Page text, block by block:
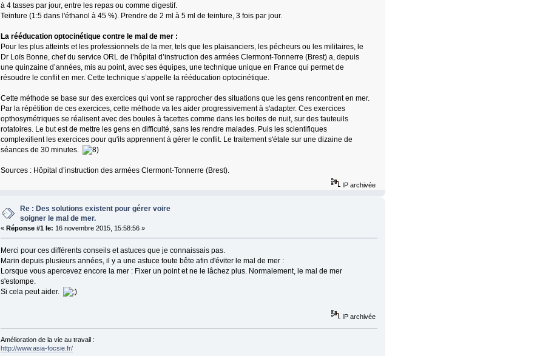
à 4 tasses par jour, entre les repas ou comme digestif.
Teinture (1:5 dans l'éthanol à 45 %). Prendre de 2 ml à 5 ml de teinture, 3 fois par jour.
La rééducation optocinétique contre le mal de mer :
Pour les plus atteints et les professionnels de la mer, tels que les plaisanciers, les pécheurs ou les militaires, le
Dr Loïs Bonne, chef du service ORL de l’hôpital d’instruction des armées Clermont-Tonnerre (Brest) a, depuis
une quinzaine d’années, mis au point, avec ses équipes, une technique unique en France qui permet de
résoudre le conflit en mer. Cette technique s’appelle la rééducation optocinétique.
Cette méthode se base sur des exercices qui vont se rapprocher des situations que les gens rencontrent en mer.
Par la répétition de ces exercices, cette méthode va les aider progressivement à s'adapter. Ces exercices
opthosymétriques se réalisent avec des boules à facettes comme dans les boites de nuit, sur des fauteuils
rotatoires. Le but est de mettre les gens en difficulté, sans les rendre malades. Puis les scientifiques
complexifient les exercices pour qu'ils apprennent à gérer le conflit. Le traitement s'étale sur une dizaine de
séances de 30 minutes.
Sources : Hôpital d’instruction des armées Clermont-Tonnerre (Brest).
IP archivée
Re : Des solutions existent pour gérer voire
soigner le mal de mer.
« Réponse #1 le: 16 novembre 2015, 15:58:56 »
Merci pour ces différents conseils et astuces que je connaissais pas.
Marin depuis plusieurs années, il y a une astuce toute bête afin d'éviter le mal de mer :
Lorsque vous apercevez encore la mer : Fixer un point et ne le lâchez plus. Normalement, le mal de mer
s'estompe.
Si cela peut aider.
IP archivée
Amélioration de la vie au travail :
http://www.asia-focsie.fr/